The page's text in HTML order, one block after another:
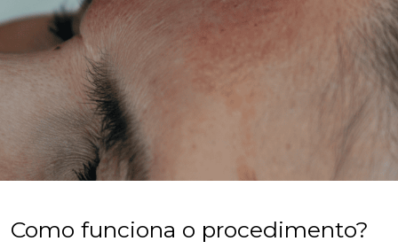
Como funciona o procedimento?